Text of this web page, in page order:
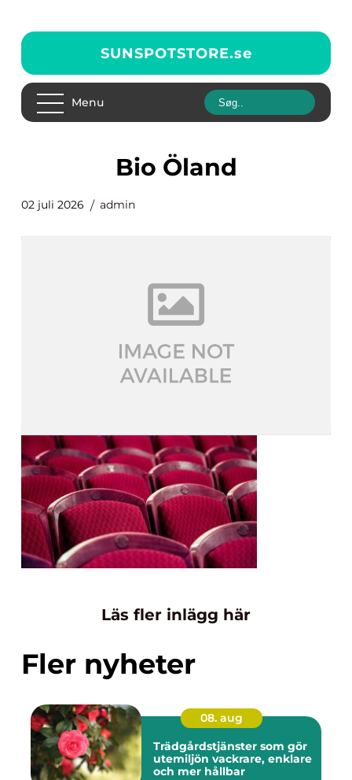
SUNSPOTSTORE.se
Menu
Bio Öland
02 juli 2026 admin
Läs fler inlägg här
Fler nyheter
08. aug
Trädgårdstjänster som gör
utemiljön vackrare, enklare
och mer hållbar